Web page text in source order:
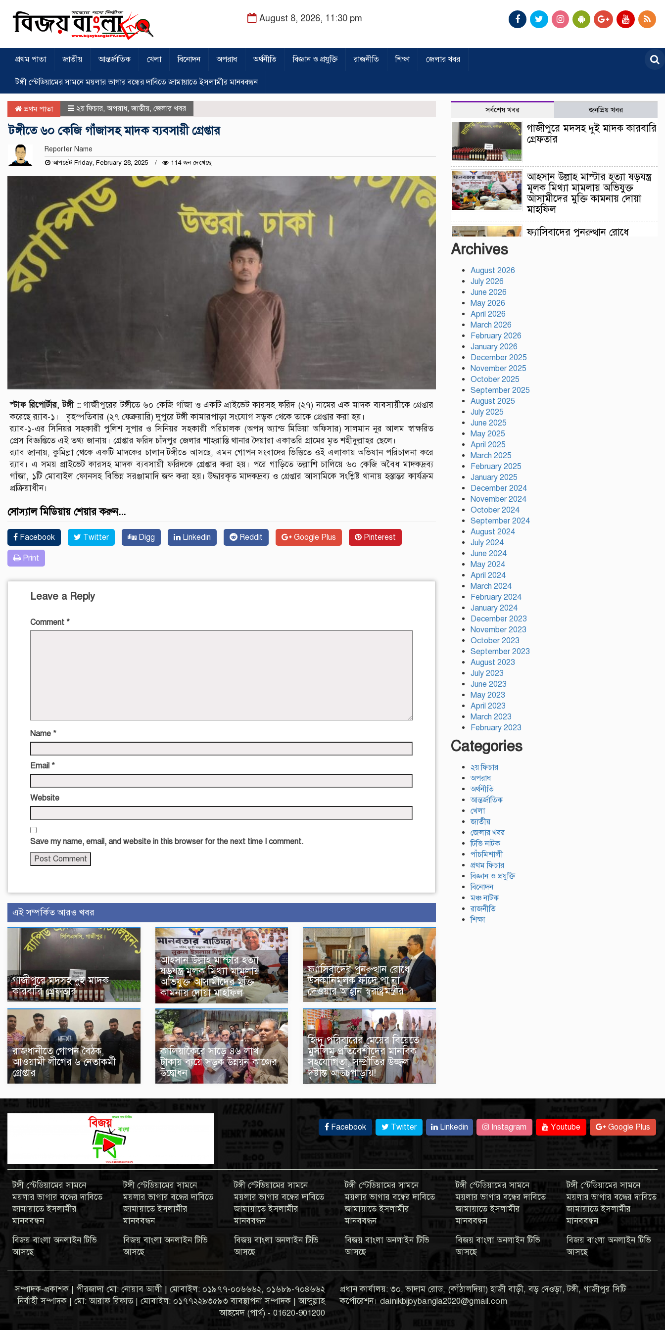
August 8, 2026, 11:30 pm
প্রথম পাতা জাতীয় আন্তর্জাতিক খেলা বিনোদন অপরাধ অর্থনীতি বিজ্ঞান ও প্রযুক্তি রাজনীতি শিক্ষা জেলার খবর
টঙ্গী স্টেডিয়ামের সামনে ময়লার ভাগার বন্ধের দাবিতে জামায়াতে ইসলামীর মানববন্ধন
প্রথম পাতা ২য় ফিচার অপরাধ,জাতীয় জেলার খবর
টঙ্গীতে ৬০ কেজি গাঁজাসহ মাদক ব্যবসায়ী গ্রেপ্তার
Reporter Name
আপডেট Friday, February 28, 2025 114 জন দেখেছে
স্টাফ রিপোর্টার, টঙ্গী ::গাজীপুরের টঙ্গীতে ৬০ কেজি গাঁজা ও একটি প্রাইভেট কারসহ ফরিদ (২৭) নামের এক মাদক ব্যবসায়ীকে গ্রেপ্তার
করেছে র‍্যাব-১। বৃহস্পতিবার (২৭ ফেব্রুয়ারি) দুপুরে টঙ্গী কামারপাড়া সংযোগ সড়ক থেকে তাকে গ্রেপ্তার করা হয়।
র‍্যাব-১-এর সিনিয়র সহকারী পুলিশ সুপার ও সিনিয়র সহকারী পরিচালক (অপস্ অ্যান্ড মিডিয়া অফিসার) সালমান নুর আলম স্বাক্ষরিত
প্রেস বিজ্ঞপ্তিতে এই তথ্য জানায়। গ্রেপ্তার ফরিদ চাঁদপুর জেলার শাহরাস্তি থানার দৈয়ারা একাতরি গ্রামের মৃত শহীদুল্লাহর ছেলে।
র‍্যাব জানায়, কুমিল্লা থেকে একটি মাদকের চালান টঙ্গীতে আসছে, এমন গোপন সংবাদের ভিত্তিতে ওই এলাকায় অভিযান পরিচালনা করে
র‍্যাব। এ সময় প্রাইভেট কারসহ মাদক ব্যবসায়ী ফরিদকে গ্রেপ্তার করা হয়। পরে গাড়িতে তল্লাশি চালিয়ে ৬০ কেজি অবৈধ মাদকদ্রব্য
গাঁজা, ১টি মোবাইল ফোনসহ বিভিন্ন সরঞ্জামাদি জব্দ করা হয়। উদ্ধারকৃত মাদকদ্রব্য ও গ্রেপ্তার আসামিকে সংশ্লিষ্ট থানায় হস্তান্তর কার্যক্রম
প্রক্রিয়াধীন।
সোস্যাল মিডিয়ায় শেয়ার করুন...
Facebook Twitter Digg Linkedin Reddit Google Plus Pinterest
Print
Leave a Reply
Comment *
Name *
Email *
Website
Save my name, email, and website in this browser for the next time I comment.
এই সম্পর্কিত আরও খবর
গাজীপুরে মদসহ দুই মাদক
কারবারি গ্রেফতার
আহসান উল্লাহ মাস্টার হত্যা
ষড়যন্ত্র মূলক মিথ্যা মামলায়
অভিযুক্ত আসামীদের মুক্তি
কামনায় দোয়া মাহফিল
ফ্যাসিবাদের পুনরুত্থান রোধে
উসকানিমূলক ফাঁদে পা না
দেওয়ার আহ্বান স্বরাষ্ট্রমন্ত্রীর
রাজধানীতে গোপন বৈঠক,
আওয়ামী লীগের ৬ নেতাকর্মী
গ্রেপ্তার
কালিয়াকৈরে সাড়ে ৪৬ লাখ
টাকায় ব্যয়ে সড়ক উন্নয়ন কাজের
উদ্বোধন
হিন্দু পরিবারের মেয়ের বিয়েতে
মুসলিম প্রতিবেশীদের মানবিক
সহযোগিতা, সম্প্রীতির উজ্জ্বল
দৃষ্টান্ত আউচপাড়ায়!
সর্বশেষ খবর জনপ্রিয় খবর
গাজীপুরে মদসহ দুই মাদক কারবারি
গ্রেফতার
আহসান উল্লাহ মাস্টার হত্যা ষড়যন্ত্র
মূলক মিথ্যা মামলায় অভিযুক্ত
আসামীদের মুক্তি কামনায় দোয়া
মাহফিল
ফ্যাসিবাদের পুনরুত্থান রোধে
মুসলিম প্রতিবেশীদের মানবিক
Archives
August 2026
July 2026
June 2026
May 2026
April 2026
March 2026
February 2026
January 2026
December 2025
November 2025
October 2025
September 2025
August 2025
July 2025
June 2025
May 2025
April 2025
March 2025
February 2025
January 2025
December 2024
November 2024
October 2024
September 2024
August 2024
July 2024
June 2024
May 2024
April 2024
March 2024
February 2024
January 2024
December 2023
November 2023
October 2023
September 2023
August 2023
July 2023
June 2023
May 2023
April 2023
March 2023
February 2023
Categories
২য় ফিচার
অপরাধ
অর্থনীতি
আন্তর্জাতিক
খেলা
জাতীয়
জেলার খবর
টিভি নাটক
পাঁচমিশালী
প্রথম ফিচার
বিজ্ঞান ও প্রযুক্তি
বিনোদন
মঞ্চ নাটক
রাজনীতি
শিক্ষা
Facebook Twitter Linkedin Instagram Youtube Google Plus
টঙ্গী স্টেডিয়ামের সামনে
ময়লার ভাগার বন্ধের দাবিতে
জামায়াতে ইসলামীর
মানববন্ধন
বিজয় বাংলা অনলাইন টিভি
আসছে
টঙ্গী স্টেডিয়ামের সামনে
ময়লার ভাগার বন্ধের দাবিতে
জামায়াতে ইসলামীর
মানববন্ধন
বিজয় বাংলা অনলাইন টিভি
আসছে
টঙ্গী স্টেডিয়ামের সামনে
ময়লার ভাগার বন্ধের দাবিতে
জামায়াতে ইসলামীর
মানববন্ধন
বিজয় বাংলা অনলাইন টিভি
আসছে
টঙ্গী স্টেডিয়ামের সামনে
ময়লার ভাগার বন্ধের দাবিতে
জামায়াতে ইসলামীর
মানববন্ধন
বিজয় বাংলা অনলাইন টিভি
আসছে
টঙ্গী স্টেডিয়ামের সামনে
ময়লার ভাগার বন্ধের দাবিতে
জামায়াতে ইসলামীর
মানববন্ধন
বিজয় বাংলা অনলাইন টিভি
আসছে
টঙ্গী স্টেডিয়ামের সামনে
ময়লার ভাগার বন্ধের দাবিতে
জামায়াতে ইসলামীর
মানববন্ধন
বিজয় বাংলা অনলাইন টিভি
আসছে
সম্পাদক-প্রকাশক | পীরজাদা মো: নোয়াব আলী | মোবাইল: ০১৯৭৭-০০৬৬৬২, ০১৬৮৯-৭০৪৬৬২
নির্বাহী সম্পাদক | মো: আরাফ রিফাত | মোবাইল: ০১৭৭২২৯৩৫৯৩ ব্যবস্থাপনা সম্পাদক | আব্দুল্লাহ
আহমেদ (পার্থ) - 01620-901200
প্রধান কার্যালয়: ৩০, ভাদাম রোড, (কাঁঠালদিয়া) হাজী বাড়ী, বড় দেওড়া, টঙ্গী, গাজীপুর সিটি
কর্পোরেশন। dainikbijoybangla2020@gmail.com